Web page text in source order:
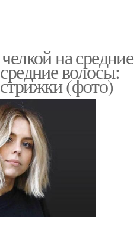
на средние
волосы:
(фото)